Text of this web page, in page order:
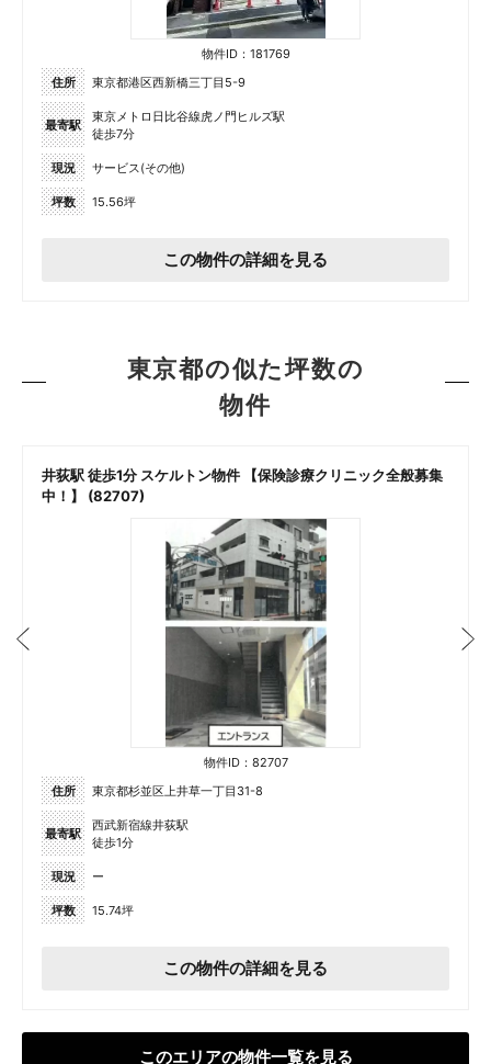
物件ID：181769
住所
東京都港区西新橋三丁目5-9
最寄駅
東京メトロ日比谷線虎ノ門ヒルズ駅
徒歩7分
現況 サービス(その他)
坪数 15.56坪
この物件の詳細を見る
東京都の似た坪数の
物件
井荻駅 徒歩1分 スケルトン物件 【保険診療クリニック全般募集
中！】 (82707)
物件ID：82707
住所
東京都杉並区上井草一丁目31-8
最寄駅
西武新宿線井荻駅
徒歩1分
現況 ー
坪数 15.74坪
この物件の詳細を見る
このエリアの物件一覧を見る